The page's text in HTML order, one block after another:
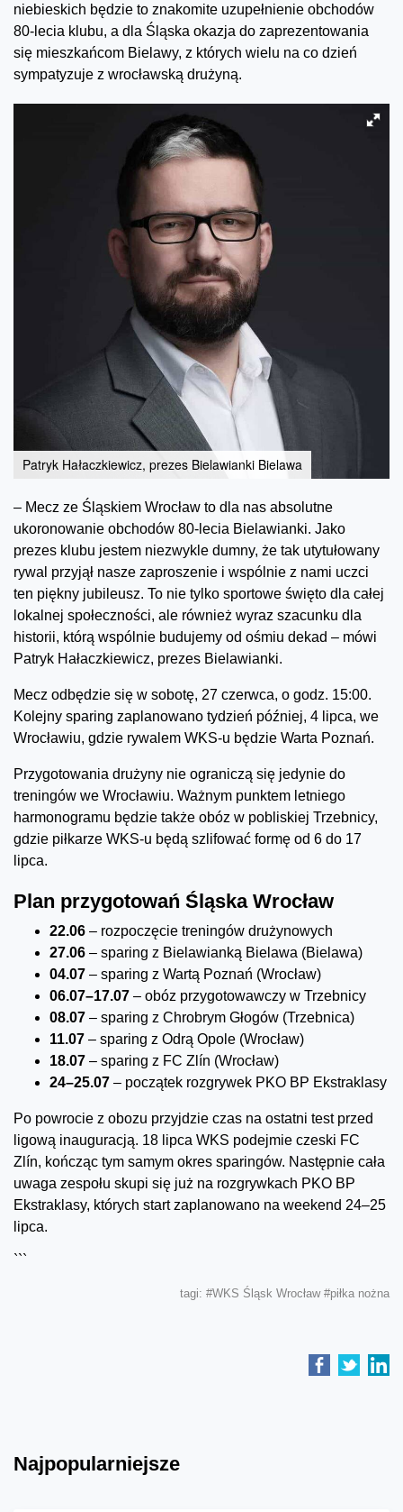
niebieskich będzie to znakomite uzupełnienie obchodów
80-lecia klubu, a dla Śląska okazja do zaprezentowania
się mieszkańcom Bielawy, z których wielu na co dzień
sympatyzuje z wrocławską drużyną.
Patryk Hałaczkiewicz, prezes Bielawianki Bielawa
– Mecz ze Śląskiem Wrocław to dla nas absolutne
ukoronowanie obchodów 80-lecia Bielawianki. Jako
prezes klubu jestem niezwykle dumny, że tak utytułowany
rywal przyjął nasze zaproszenie i wspólnie z nami uczci
ten piękny jubileusz. To nie tylko sportowe święto dla całej
lokalnej społeczności, ale również wyraz szacunku dla
historii, którą wspólnie budujemy od ośmiu dekad – mówi
Patryk Hałaczkiewicz, prezes Bielawianki.
Mecz odbędzie się w sobotę, 27 czerwca, o godz. 15:00.
Kolejny sparing zaplanowano tydzień później, 4 lipca, we
Wrocławiu, gdzie rywalem WKS-u będzie Warta Poznań.
Przygotowania drużyny nie ograniczą się jedynie do
treningów we Wrocławiu. Ważnym punktem letniego
harmonogramu będzie także obóz w pobliskiej Trzebnicy,
gdzie piłkarze WKS-u będą szlifować formę od 6 do 17
lipca.
Plan przygotowań Śląska Wrocław
22.06 – rozpoczęcie treningów drużynowych
27.06 – sparing z Bielawianką Bielawa (Bielawa)
04.07 – sparing z Wartą Poznań (Wrocław)
06.07–17.07 – obóz przygotowawczy w Trzebnicy
08.07 – sparing z Chrobrym Głogów (Trzebnica)
11.07 – sparing z Odrą Opole (Wrocław)
18.07 – sparing z FC Zlín (Wrocław)
24–25.07 – początek rozgrywek PKO BP Ekstraklasy
Po powrocie z obozu przyjdzie czas na ostatni test przed
ligową inauguracją. 18 lipca WKS podejmie czeski FC
Zlín, kończąc tym samym okres sparingów. Następnie cała
uwaga zespołu skupi się już na rozgrywkach PKO BP
Ekstraklasy, których start zaplanowano na weekend 24–25
lipca.
```
tagi: #WKS Śląsk Wrocław #piłka nożna
Najpopularniejsze